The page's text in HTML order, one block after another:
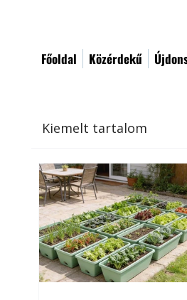
Főoldal Közérdekű
Kiemelt tartalom